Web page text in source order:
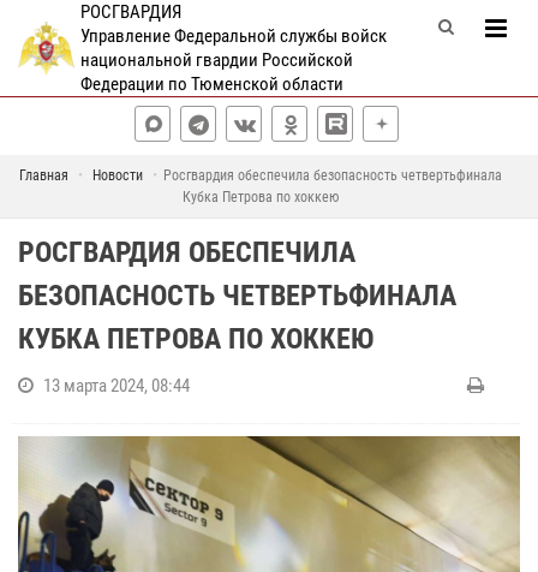
РОСГВАРДИЯ
Управление Федеральной службы войск
национальной гвардии Российской
Федерации по Тюменской области
Главная Новости
Росгвардия обеспечила безопасность четвертьфинала
Кубка Петрова по хоккею
РОСГВАРДИЯ ОБЕСПЕЧИЛА
БЕЗОПАСНОСТЬ ЧЕТВЕРТЬФИНАЛА
КУБКА ПЕТРОВА ПО ХОККЕЮ
13 марта 2024, 08:44